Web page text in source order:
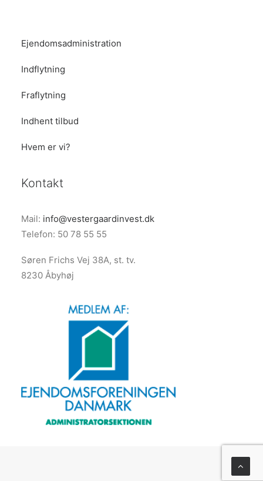
Ejendomsadministration
Indflytning
Fraflytning
Indhent tilbud
Hvem er vi?
Kontakt
Mail: info@vestergaardinvest.dk
Telefon: 50 78 55 55
Søren Frichs Vej 38A, st. tv.
8230 Åbyhøj